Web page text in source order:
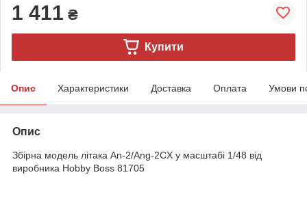
1 411 ₴
Купити
Опис Характеристики Доставка Оплата Умови
Опис
Збірна модель літака An-2/Ang-2CX у масштабі 1/48 від
виробника Hobby Boss 81705